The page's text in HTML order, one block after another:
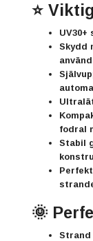
⭐
UV30+
Skydd
fodral
Stabil
🌞
Strand